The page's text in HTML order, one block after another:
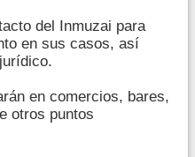
del Inmuzai para
en sus casos, así
en comercios, bares,
otros puntos